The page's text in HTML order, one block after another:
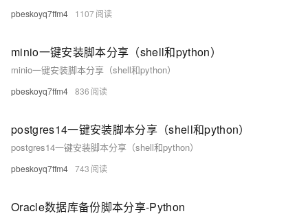
pbeskoyq7ffm4 1107
minio一键安装脚本分享（shell和python）
minio一键安装脚本分享（shell和python）
pbeskoyq7ffm4 836
postgres14一键安装脚本分享（shell和python）
postgres14一键安装脚本分享（shell和python）
pbeskoyq7ffm4 743
Oracle数据库备份脚本分享-Python